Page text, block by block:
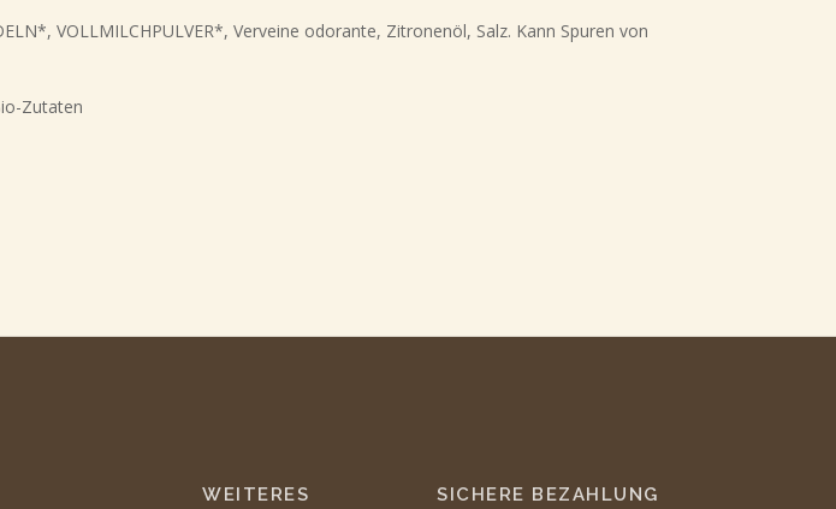
VOLLMILCHPULVER*, Verveine odorante, Zitronenöl, Salz. Kann Spuren von
Zutaten
WEITERES SICHERE BEZAHLUNG